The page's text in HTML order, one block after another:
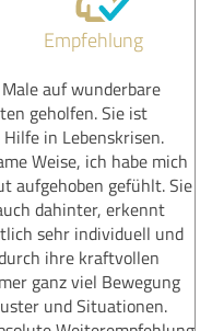
Empfehlung
auf wunderbare
geholfen. Sie ist
in Lebenskrisen.
Weise, ich habe mich
aufgehoben gefühlt. Sie
dahinter, erkennt
sehr individuell und
ihre kraftvollen
ganz viel Bewegung
und Situationen.